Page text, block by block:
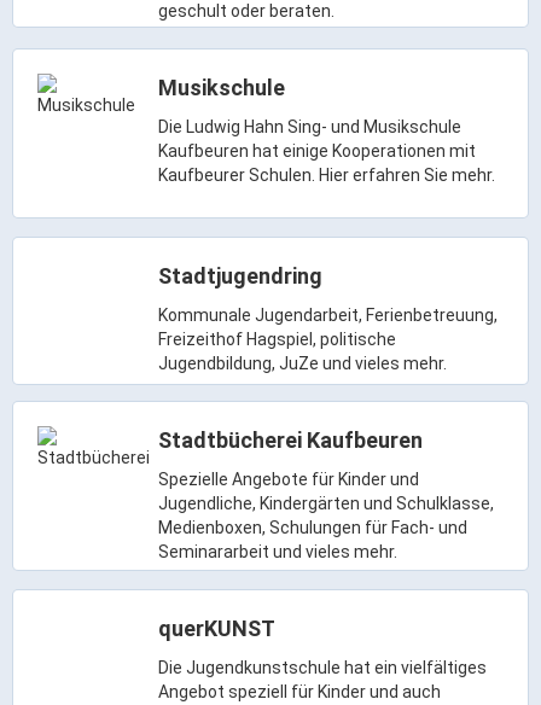
geschult oder beraten.
Musikschule
Die Ludwig Hahn Sing- und Musikschule
Kaufbeuren hat einige Kooperationen mit
Kaufbeurer Schulen. Hier erfahren Sie mehr.
Stadtjugendring
Kommunale Jugendarbeit, Ferienbetreuung,
Freizeithof Hagspiel, politische
Jugendbildung, JuZe und vieles mehr.
Stadtbücherei Kaufbeuren
Spezielle Angebote für Kinder und
Jugendliche, Kindergärten und Schulklasse,
Medienboxen, Schulungen für Fach- und
Seminararbeit und vieles mehr.
querKUNST
Die Jugendkunstschule hat ein vielfältiges
Angebot speziell für Kinder und auch